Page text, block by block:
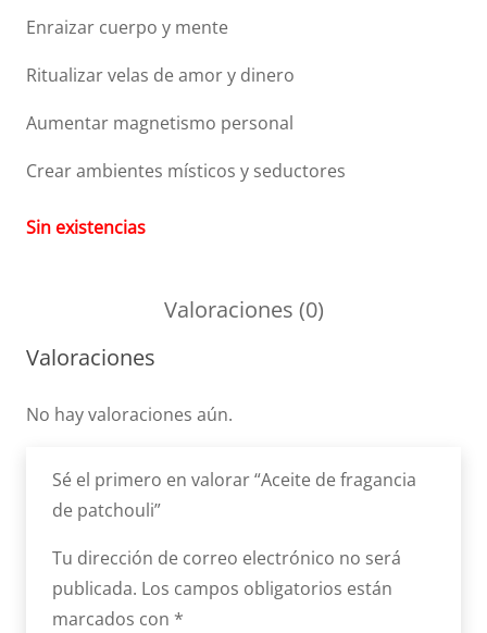
Enraizar cuerpo y mente
Ritualizar velas de amor y dinero
Aumentar magnetismo personal
Crear ambientes místicos y seductores
Sin existencias
Valoraciones (0)
Valoraciones
No hay valoraciones aún.
Sé el primero en valorar “Aceite de fragancia
de patchouli”
Tu dirección de correo electrónico no será
publicada. Los campos obligatorios están
marcados con *